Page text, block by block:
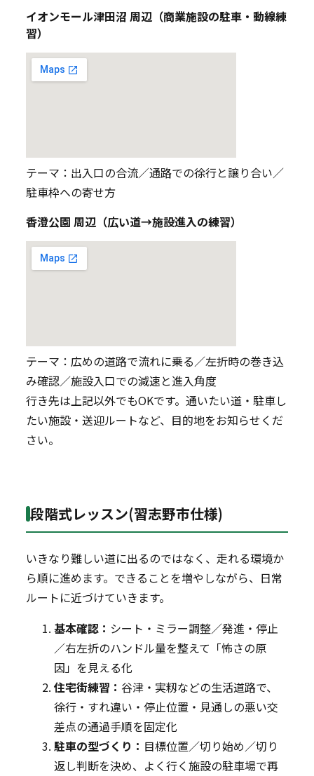
イオンモール津田沼 周辺（商業施設の駐車・動線練
習）
テーマ：出入口の合流／通路での徐行と譲り合い／
駐車枠への寄せ方
香澄公園 周辺（広い道→施設進入の練習）
テーマ：広めの道路で流れに乗る／左折時の巻き込
み確認／施設入口での減速と進入角度
行き先は上記以外でもOKです。通いたい道・駐車し
たい施設・送迎ルートなど、目的地をお知らせくだ
さい。
段階式レッスン(習志野市仕様)
いきなり難しい道に出るのではなく、走れる環境か
ら順に進めます。できることを増やしながら、日常
ルートに近づけていきます。
基本確認： シート・ミラー調整／発進・停止
／右左折のハンドル量を整えて「怖さの原
因」を見える化
住宅街練習： 谷津・実籾などの生活道路で、
徐行・すれ違い・停止位置・見通しの悪い交
差点の通過手順を固定化
駐車の型づくり： 目標位置／切り始め／切り
返し判断を決め、よく行く施設の駐車場で再